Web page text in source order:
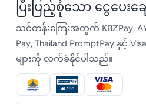
ပြီးပြည့်စုံသော ငွေပေးခ
သင်တန်းကြေးအတွက် KBZPay,
Pay, Thailand PromptPay နှင့်
များကို လက်ခံနိုင်ပါသည်။